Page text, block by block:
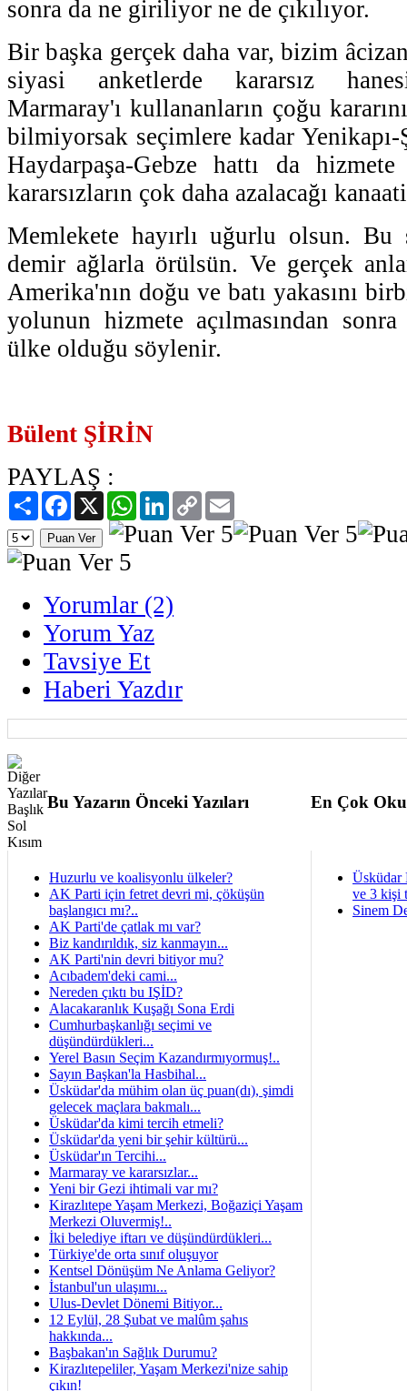
sonra da ne giriliyor ne de çıkılıyor.
Bir başka gerçek daha var, bizim
siyasi anketlerde kararsız
Marmaray'ı kullananların çoğu
bilmiyorsak seçimlere kadar Yenikapı-
Haydarpaşa-Gebze hattı da
kararsızların çok daha azalacağı
Memlekete hayırlı uğurlu olsun. Bu
demir ağlarla örülsün. Ve gerçek
Amerika'nın doğu ve batı yakasını
yolunun hizmete açılmasından
ülke olduğu söylenir.
Bülent ŞİRİN
PAYLAŞ :
PaylaşFacebook
X WhatsAppLinkedIn
Copy
Link
Yorumlar (2)
Yorum Yaz
Tavsiye Et
Haberi Yazdır
Bu Yazarın Önceki Yazıları En Çok
Huzurlu ve koalisyonlu ülkeler?
AK Parti için fetret devri mi, çöküşün
başlangıcı mı?..
AK Parti'de çatlak mı var?
Biz kandırıldık, siz kanmayın...
AK Parti'nin devri bitiyor mu?
Acıbadem'deki cami...
Nereden çıktı bu IŞİD?
Alacakaranlık Kuşağı Sona Erdi
Cumhurbaşkanlığı seçimi ve
düşündürdükleri...
Yerel Basın Seçim Kazandırmıyormuş!..
Sayın Başkan'la Hasbihal...
Üsküdar'da mühim olan üç puan(dı), şimdi
gelecek maçlara bakmalı...
Üsküdar'da kimi tercih etmeli?
Üsküdar'da yeni bir şehir kültürü...
Üsküdar'ın Tercihi...
Marmaray ve kararsızlar...
Yeni bir Gezi ihtimali var mı?
Kirazlıtepe Yaşam Merkezi, Boğaziçi Yaşam
Merkezi Oluvermiş!..
İki belediye iftarı ve düşündürdükleri...
Türkiye'de orta sınıf oluşuyor
Kentsel Dönüşüm Ne Anlama Geliyor?
İstanbul'un ulaşımı...
Ulus-Devlet Dönemi Bitiyor...
12 Eylül, 28 Şubat ve malûm şahıs
hakkında...
Başbakan'ın Sağlık Durumu?
Kirazlıtepeliler, Yaşam Merkezi'nize sahip
çıkın!
Üsküdar
ve 3 kişi
Sinem